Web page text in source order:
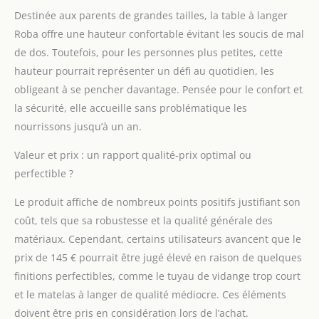
jusqu'à 12 mois 2
COMPARTIMENTS EN
TISSU : en dessous du
plan à langer, se trouve
2 compartiments en
toile suspendus pour
garder le matériel
de main ESPACE DE
baignoire avec table à
langer est conforme
aux normes de sécurité
actuelles EN 12221-
1+2:2008+A1:2013 - les
bords surélevés du
matelas assurent plus
Destinée aux parents de grandes tailles, la table à langer
Roba offre une hauteur confortable évitant les soucis de mal
de dos. Toutefois, pour les personnes plus petites, cette
hauteur pourrait représenter un défi au quotidien, les
obligeant à se pencher davantage. Pensée pour le confort et
la sécurité, elle accueille sans problématique les
nourrissons jusqu’à un an.
Valeur et prix : un rapport qualité-prix optimal ou
perfectible ?
Le produit affiche de nombreux points positifs justifiant son
coût, tels que sa robustesse et la qualité générale des
matériaux. Cependant, certains utilisateurs avancent que le
prix de 145 € pourrait être jugé élevé en raison de quelques
finitions perfectibles, comme le tuyau de vidange trop court
et le matelas à langer de qualité médiocre. Ces éléments
doivent être pris en considération lors de l’achat.